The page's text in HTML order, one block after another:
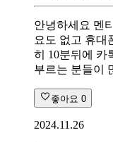
안녕하세요 멘
요도 없고 휴대
히 10분뒤에 카
부르는 분들이
좋아요 0
2024.11.26